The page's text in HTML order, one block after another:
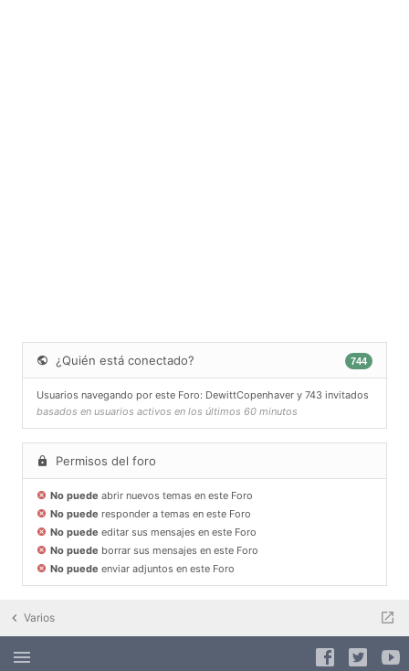
¿Quién está conectado? 744
Usuarios navegando por este Foro: DewittCopenhaver y 743 invitados
basados en usuarios activos en los últimos 60 minutos
Permisos del foro
No puede abrir nuevos temas en este Foro
No puede responder a temas en este Foro
No puede editar sus mensajes en este Foro
No puede borrar sus mensajes en este Foro
No puede enviar adjuntos en este Foro
Varios